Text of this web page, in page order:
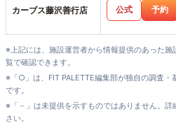
カーブス藤沢善行店 公式 予約
※上記には、施設運営者から情報提供のあった
覧で確認できます。
※「○」は、FIT PALETTE編集部が独自の調査・
です。
※「－」は未提供を示すものではありません。
さい。